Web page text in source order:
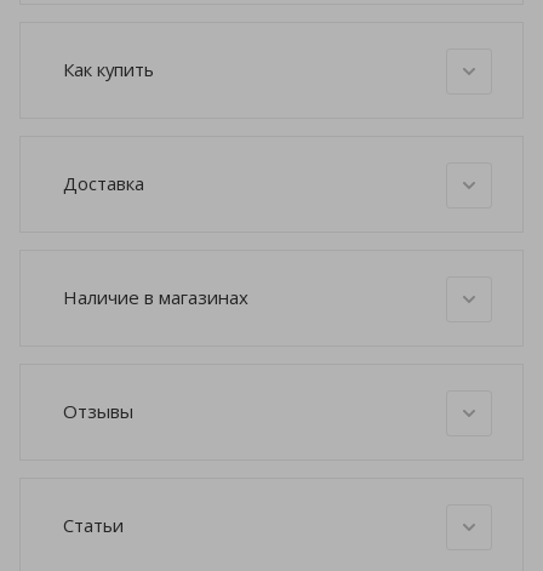
Как купить
Доставка
Наличие в магазинах
Отзывы
Статьи